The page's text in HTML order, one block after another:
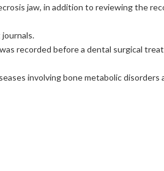
jaw, in addition to reviewing the
recorded before a dental surgical
involving bone metabolic disorders